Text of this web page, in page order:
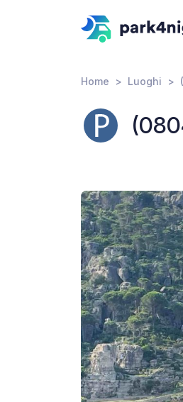
Home Luoghi